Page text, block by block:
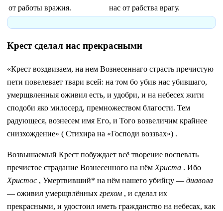
от работы вражия.
нас от рабства врагу.
Крест сделал нас прекрасными
«Крест воздвизаем, на нем Вознесеннаго страсть пречистую
пети повелевает твари всей: на том бо убив нас убившаго,
умерщвлeнныя оживил eсть, и удобри, и на небесех жити
сподоби яко милосерд, премножеством благости. Тем
радующеся, вознесем имя Eго, и Того возвеличим крайнее
снизхождение» ( Стихира на «Господи воззвах») .
Возвышаемый Крест побуждает всё творение воспевать
пречистое страдание Вознесенного на нём Христа . Ибо
Христос , Умертвивший* на нём нашего убийцу — диавола
— оживил умерщвлённых грехом , и сделал их
прекрасными, и удостоил иметь гражданство на небесах, как